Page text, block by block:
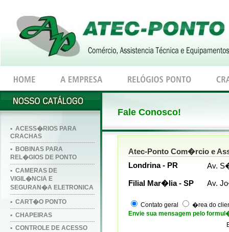
▪ ACESS�RIOS PARA
CRACHAS
▪ BOBINAS PARA
REL�GIOS DE PONTO
▪ CAMERAS DE
VIGIL�NCIA E
SEGURAN�A ELETRONICA
▪ CART�O PONTO
▪ CHAPEIRAS
▪ CONTROLE DE ACESSO
Fale Conosco!
Atec-Ponto Com�rcio e
Londrina - PR
Av.
Filial Mar�lia - SP Av.
Contato geral
�rea do
Envie sua mensagem pelo